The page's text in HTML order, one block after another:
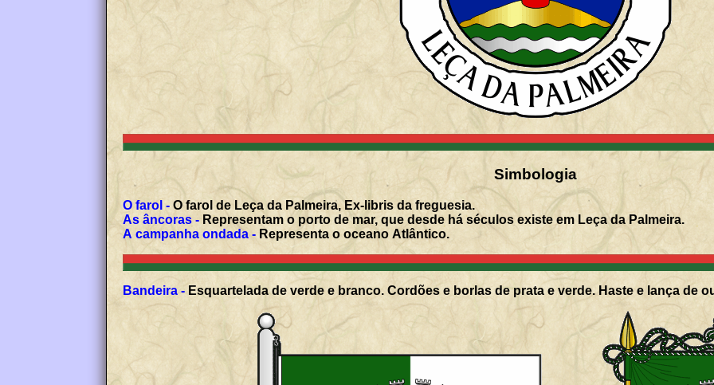
Simbologia
O farol - O farol de Leça da Palmeira, Ex-libris da freguesia.
As âncoras - Representam o porto de mar, que desde há séculos existe em Leça da Palmeira.
A campanha ondada - Representa o oceano Atlântico.
Bandeira - Esquartelada de verde e branco. Cordões e borlas de prata e verde. Haste e lança de